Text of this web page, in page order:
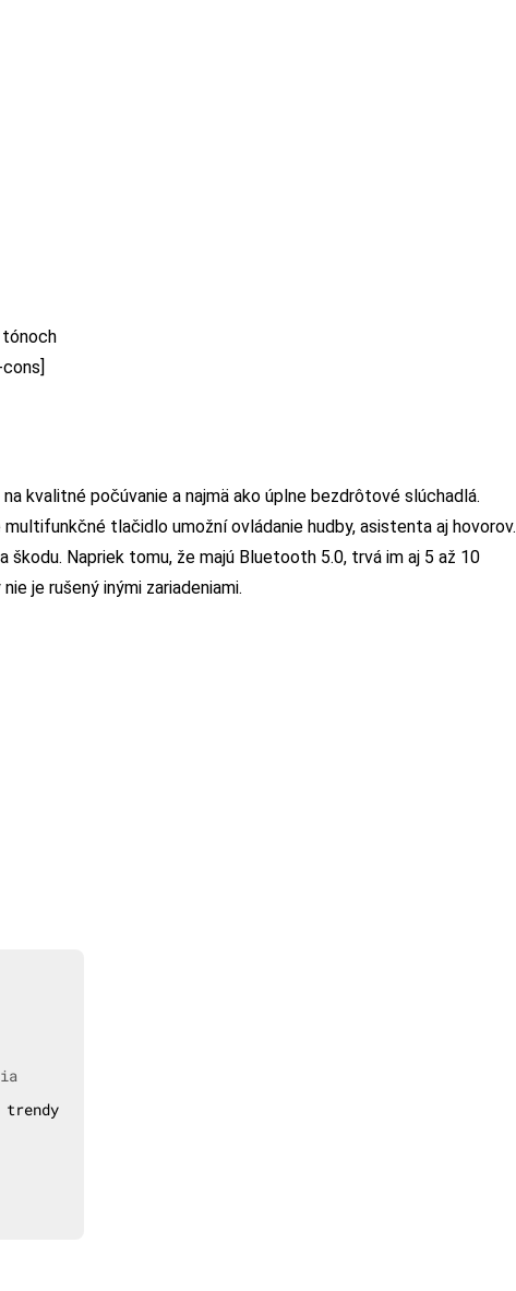
kvalitné počúvanie a najmä ako úplne bezdrôtové slúchadlá.
tlačidlo umožní ovládanie hudby, asistenta aj hovorov.
škodu. Napriek tomu, že majú Bluetooth 5.0, trvá im aj 5 až 10
je rušený inými zariadeniami.
trendy